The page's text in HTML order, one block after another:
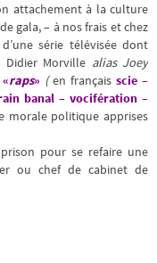
attachement à la culture
gala, – à nos frais et chez
série télévisée dont
Didier Morville alias Joey
«raps» (en français scie –
banal – vocifération –
morale politique apprises
pour se refaire une
ou chef de cabinet de